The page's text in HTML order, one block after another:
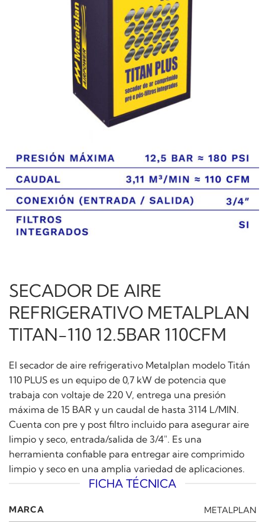
SECADOR DE AIRE
REFRIGERATIVO METALPLAN
TITAN-110 12.5BAR 110CFM
El secador de aire refrigerativo Metalplan modelo Titán
110 PLUS es un equipo de 0,7 kW de potencia que
trabaja con voltaje de 220 V, entrega una presión
máxima de 15 BAR y un caudal de hasta 3114 L/MIN.
Cuenta con pre y post filtro incluido para asegurar aire
limpio y seco, entrada/salida de 3/4″. Es una
herramienta confiable para entregar aire comprimido
limpio y seco en una amplia variedad de aplicaciones.
FICHA TÉCNICA
MARCA METALPLAN